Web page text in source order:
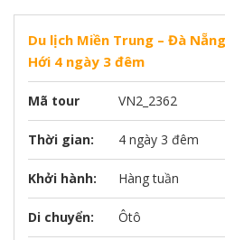
Du lịch Miền Trung – Đà
Hới 4 ngày 3 đêm
Mã tour VN2_2362
Thời gian: 4 ngày 3 đêm
Khởi hành: Hàng tuần
Di chuyển: Ôtô